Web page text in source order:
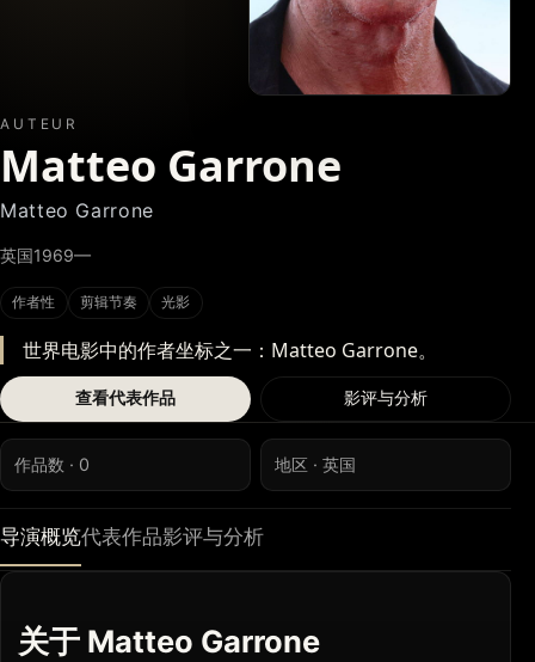
AUTEUR
Matteo Garrone
Matteo Garrone
英国1969—
作者性 剪辑节奏 光影
世界电影中的作者坐标之一：Matteo Garrone。
查看代表作品 影评与分析
作品数 · 0 地区 · 英国
导演概览代表作品影评与分析
关于 Matteo Garrone